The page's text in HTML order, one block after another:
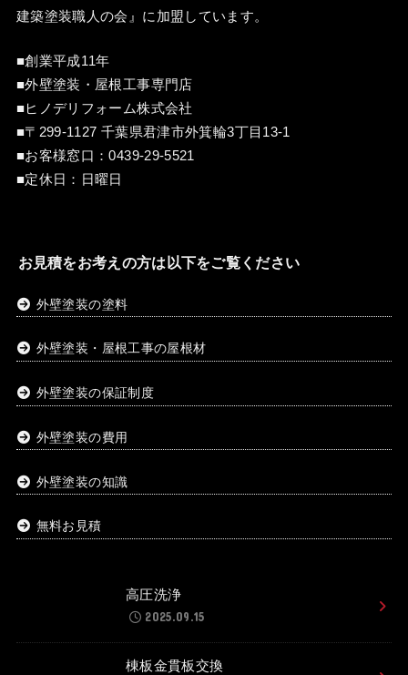
建築塗装職人の会 』に加盟しています。
■創業平成11年
■外壁塗装・屋根工事専門店
■ヒノデリフォーム株式会社
■〒299-1127 千葉県君津市外箕輪3丁目13-1
■お客様窓口：0439-29-5521
■定休日：日曜日
お見積をお考えの方は以下をご覧ください
外壁塗装の塗料
外壁塗装・屋根工事の屋根材
外壁塗装の保証制度
外壁塗装の費用
外壁塗装の知識
無料お見積
高圧洗浄
2025.09.15
棟板金貫板交換